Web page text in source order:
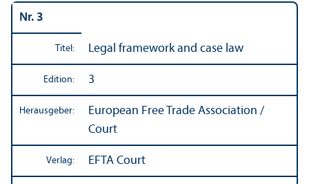
Nr. 3
Titel: Legal framework and case law
Edition: 3
Herausgeber:
European Free Trade Association /
Court
Verlag: EFTA Court